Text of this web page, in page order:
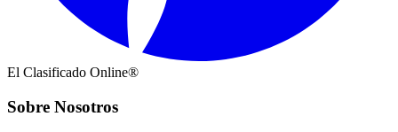
El Clasificado Online®
Sobre Nosotros